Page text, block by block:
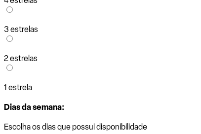
3 estrelas
2 estrelas
1 estrela
Dias da semana:
Escolha os dias que possui disponibilidade